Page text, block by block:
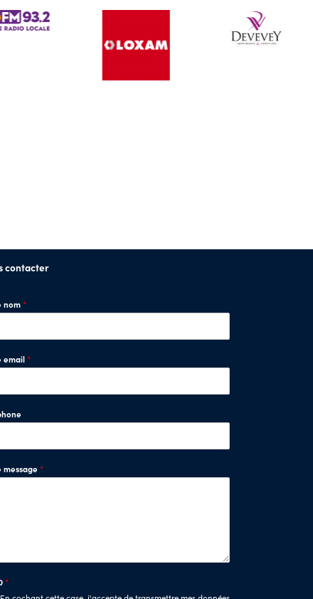
contacter
nom *
email*
message *
*